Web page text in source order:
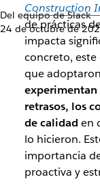
Del equipo de Slack
24 de octubre de
Construction
de prácticas
impacta
concreto,
que
retrasos, los
de calidad en
lo hicieron.
importancia
proactiva y